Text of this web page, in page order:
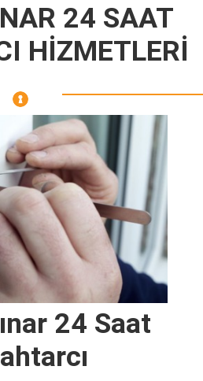
24 SAAT
HİZMETLERİ
24 Saat